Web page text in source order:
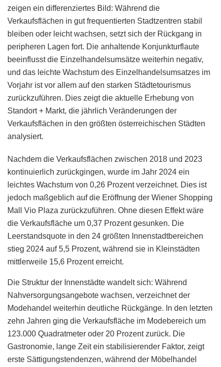
zeigen ein differenziertes Bild: Während die
Verkaufsflächen in gut frequentierten Stadtzentren stabil
bleiben oder leicht wachsen, setzt sich der Rückgang in
peripheren Lagen fort. Die anhaltende Konjunkturflaute
beeinflusst die Einzelhandelsumsätze weiterhin negativ,
und das leichte Wachstum des Einzelhandelsumsatzes im
Vorjahr ist vor allem auf den starken Städtetourismus
zurückzuführen. Dies zeigt die aktuelle Erhebung von
Standort + Markt, die jährlich Veränderungen der
Verkaufsflächen in den größten österreichischen Städten
analysiert.
Nachdem die Verkaufsflächen zwischen 2018 und 2023
kontinuierlich zurückgingen, wurde im Jahr 2024 ein
leichtes Wachstum von 0,26 Prozent verzeichnet. Dies ist
jedoch maßgeblich auf die Eröffnung der Wiener Shopping
Mall Vio Plaza zurückzuführen. Ohne diesen Effekt wäre
die Verkaufsfläche um 0,37 Prozent gesunken. Die
Leerstandsquote in den 24 größten Innenstadtbereichen
stieg 2024 auf 5,5 Prozent, während sie in Kleinstädten
mittlerweile 15,6 Prozent erreicht.
Die Struktur der Innenstädte wandelt sich: Während
Nahversorgungsangebote wachsen, verzeichnet der
Modehandel weiterhin deutliche Rückgänge. In den letzten
zehn Jahren ging die Verkaufsfläche im Modebereich um
123.000 Quadratmeter oder 20 Prozent zurück. Die
Gastronomie, lange Zeit ein stabilisierender Faktor, zeigt
erste Sättigungstendenzen, während der Möbelhandel